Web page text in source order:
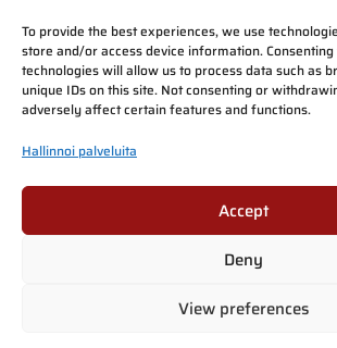
To provide the best experiences, we use
store and/or access device information. Consenting
technologies will allow us to process data such as
unique IDs on this site. Not consenting or
adversely affect certain features and functions.
Hallinnoi palveluita
Accept
Deny
View preferences
Tietosuojaseloste